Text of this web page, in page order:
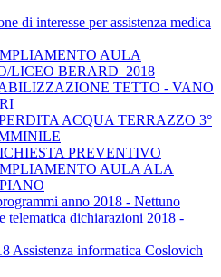
di interesse per assistenza medica
AULA
LICEO BERARD_2018
TETTO - VANO
ACQUA TERRAZZO 3°
PREVENTIVO
AULA ALA
anno 2018 - Nettuno
telematica dichiarazioni 2018 -
Assistenza informatica Coslovich